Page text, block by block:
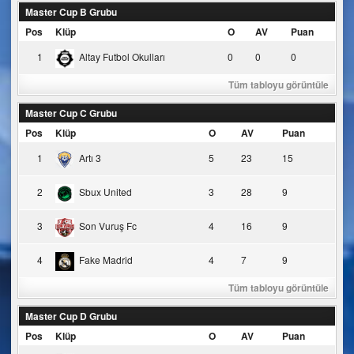
Master Cup B Grubu
Pos
Klüp O AV Puan
1 Altay Futbol Okulları 0 0 0
Tüm tabloyu görüntüle
Master Cup C Grubu
Pos
Klüp O AV Puan
1 Artı 3 5 23 15
2 Sbux United 3 28 9
3 Son Vuruş Fc 4 16 9
4 Fake Madrid 4 7 9
Tüm tabloyu görüntüle
Master Cup D Grubu
Pos
Klüp O AV Puan